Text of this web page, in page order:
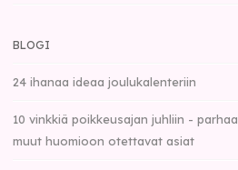
BLOGI
24 ihanaa ideaa joulukalenteriin
10 vinkkiä poikkeusajan juhliin -
muut huomioon otettavat asiat